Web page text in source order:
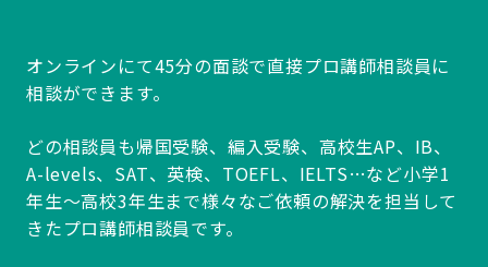
オンラインにて45分の面談で直接プロ講師相談員に
相談ができます。
どの相談員も帰国受験、編入受験、高校生AP、IB、
A-levels、SAT、英検、TOEFL、IELTS…など小学1
年生～高校3年生まで様々なご依頼の解決を担当して
きたプロ講師相談員です。